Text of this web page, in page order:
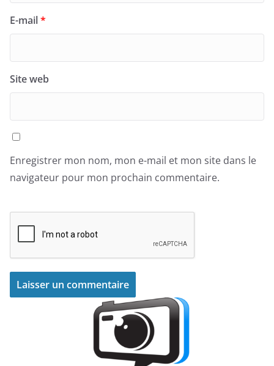
E-mail*
Site web
Enregistrer mon nom, mon e-mail et mon site dans le
navigateur pour mon prochain commentaire.